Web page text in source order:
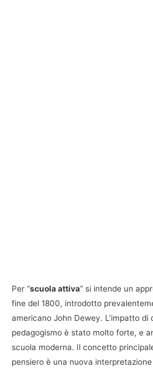
Per “scuola attiva” si intende un
fine del 1800, introdotto
americano John Dewey. L’impatto di
pedagogismo è stato molto forte, e
scuola moderna. Il concetto
pensiero è una nuova interpretazione